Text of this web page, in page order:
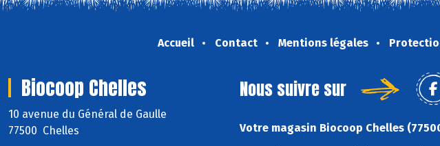
Accueil Contact Mentions légales
Biocoop Chelles
10 avenue du Général de Gaulle
77500 Chelles
Nous suivre sur
Votre magasin Biocoop Chelles